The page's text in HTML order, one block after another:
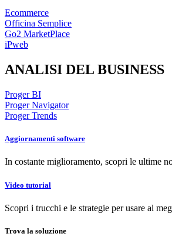
Ecommerce
Officina Semplice
Go2 MarketPlace
iPweb
ANALISI DEL BUSINESS
Proger BI
Proger Navigator
Proger Trends
Aggiornamenti software
In costante miglioramento, scopri le ultime
Video tutorial
Scopri i trucchi e le strategie per usare al
Trova la soluzione